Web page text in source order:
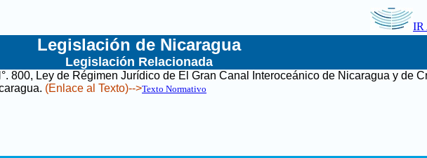
IR
Legislación de Nicaragua
Legislación Relacionada
800, Ley de Régimen Jurídico de El Gran Canal Interoceánico de Nicaragua y de
. (Enlace al Texto)-->Texto Normativo